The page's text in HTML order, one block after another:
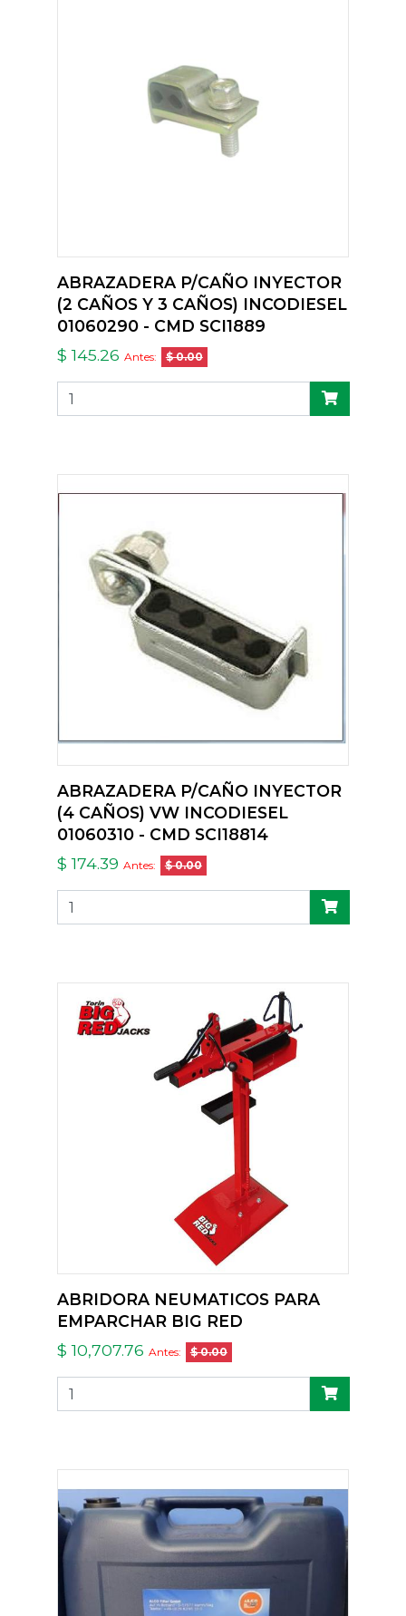
ABRAZADERA P/CAÑO INYECTOR
(2 CAÑOS Y 3 CAÑOS) INCODIESEL
01060290 - CMD SCI1889
$ 145.26 Antes: $ 0.00
ABRAZADERA P/CAÑO INYECTOR
(4 CAÑOS) VW INCODIESEL
01060310 - CMD SCI18814
$ 174.39 Antes: $ 0.00
ABRIDORA NEUMATICOS PARA
EMPARCHAR BIG RED
$ 10,707.76 Antes: $ 0.00